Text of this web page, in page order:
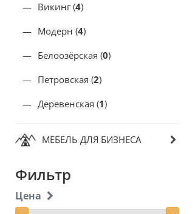
Викинг (4)
Модерн (4)
Белоозёрская (0)
Петровская (2)
Деревенская (1)
МЕБЕЛЬ ДЛЯ БИЗНЕСА
Фильтр
Цена